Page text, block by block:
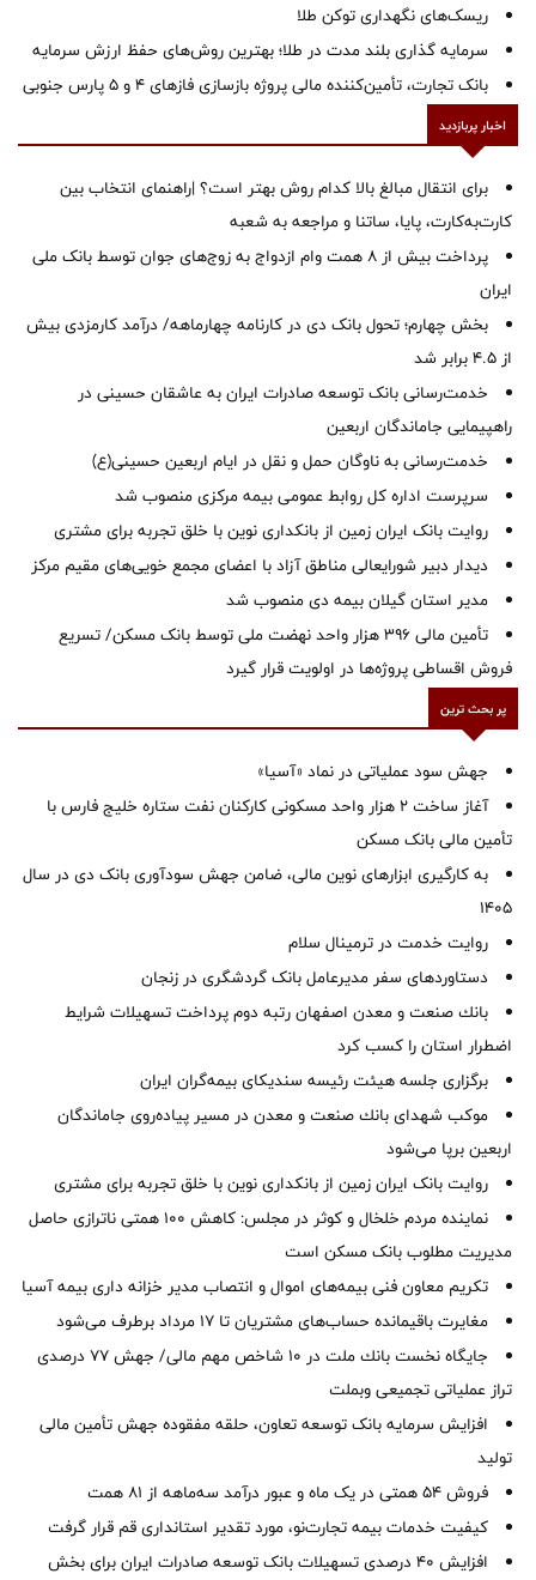
ریسک‌های نگهداری توکن طلا
سرمایه گذاری بلند مدت در طلا؛ بهترین روش‌های حفظ ارزش سرمایه
بانک تجارت، تأمین‌کننده مالی پروژه بازسازی فازهای ۴ و ۵ پارس جنوبی
اخبار پربازدید
برای انتقال مبالغ بالا کدام روش بهتر است؟ |راهنمای انتخاب بین
کارت‌به‌کارت، پایا، ساتنا و مراجعه به شعبه
پرداخت بیش از ۸ همت وام ازدواج به زوج‌های جوان توسط بانک ملی
ایران
بخش چهارم؛ تحول بانک دی در کارنامه چهارماهه/ درآمد کارمزدی بیش
از ۴.۵ برابر شد
خدمت‌رسانی بانک توسعه صادرات ایران به عاشقان حسینی در
راهپیمایی جاماندگان اربعین
خدمت‌رسانی به ناوگان حمل و نقل در ایام اربعین حسینی(ع)
سرپرست اداره کل روابط عمومی بیمه مرکزی منصوب شد
روایت بانک ایران زمین از بانکداری نوین با خلق تجربه برای مشتری
دیدار دبیر شورایعالی مناطق آزاد با اعضای مجمع خویی‌های مقیم مرکز
‌مدیر استان گیلان بیمه دی منصوب شد
تأمین مالی ۳۹۶ هزار واحد نهضت ملی توسط بانک مسکن/ تسریع
فروش اقساطی پروژه‌ها در اولویت قرار گیرد
پر بحث ترین
جهش سود عملیاتی در نماد «آسیا»
آغاز ساخت ۲ هزار واحد مسکونی کارکنان نفت ستاره خلیج فارس با
تأمین مالی بانک مسکن
به کارگیری ابزارهای نوین مالی، ضامن جهش سودآوری بانک دی در سال
1405
روایت خدمت در ترمینال سلام
دستاوردهای سفر مدیرعامل بانک گردشگری در زنجان
بانك صنعت و معدن اصفهان رتبه دوم پرداخت تسهیلات شرایط
اضطرار استان را كسب كرد
برگزاری جلسه هیئت رئیسه سندیکای بیمه‌گران ایران
موكب شهدای بانك صنعت و معدن در مسیر پیاده‌روی جاماندگان
اربعین برپا می‌شود
روایت بانک ایران زمین از بانکداری نوین با خلق تجربه برای مشتری
نماینده مردم خلخال و کوثر در مجلس: کاهش ۱۰۰ همتی ناترازی حاصل
مدیریت مطلوب بانک مسکن است
تکریم معاون فنی بیمه‌های اموال و انتصاب مدیر خزانه داری بیمه آسیا
مغایرت‌ باقیمانده حساب‌های مشتریان تا ۱۷ مرداد برطرف می‌شود
جایگاه نخست بانك ملت در 10 شاخص مهم مالی/ جهش 77 درصدی
تراز عملیاتی تجمیعی وبملت
افزایش سرمایه بانک توسعه تعاون، حلقه مفقوده جهش تأمین مالی
تولید
فروش 54 همتی در یک ماه و عبور درآمد سه‌ماهه از 81 همت
کیفیت خدمات بیمه تجارت‌نو، مورد تقدیر استانداری قم قرار گرفت
افزایش 40 درصدی تسهیلات بانک توسعه صادرات ایران برای بخش